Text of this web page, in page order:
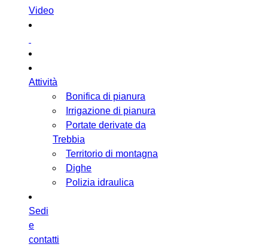
Video
Attività
Bonifica di pianura
Irrigazione di pianura
Portate derivate da
Trebbia
Territorio di montagna
Dighe
Polizia idraulica
Sedi
e
contatti